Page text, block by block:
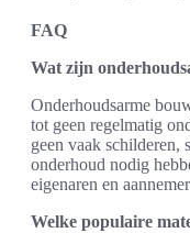
FAQ
Wat zijn
Onderhoudsarme
tot geen regelmatig
geen vaak schilderen,
onderhoud nodig
eigenaren en
Welke populaire